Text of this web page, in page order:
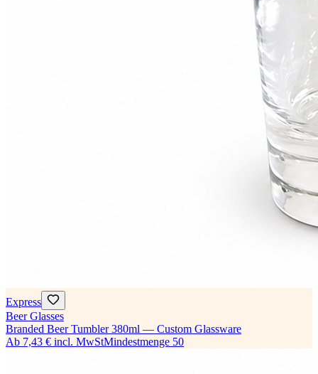
Express
Beer Glasses
Branded Beer Tumbler 380ml — Custom Glassware
Ab 7,43 € incl. MwStMindestmenge 50